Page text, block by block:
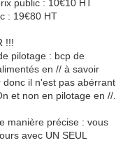
public : 10€10 HT
: 19€80 HT
!!!
pilotage : bcp de
en // à savoir
il n'est pas abérrant
et non en pilotage en //.
manière précise : vous
avec UN SEUL